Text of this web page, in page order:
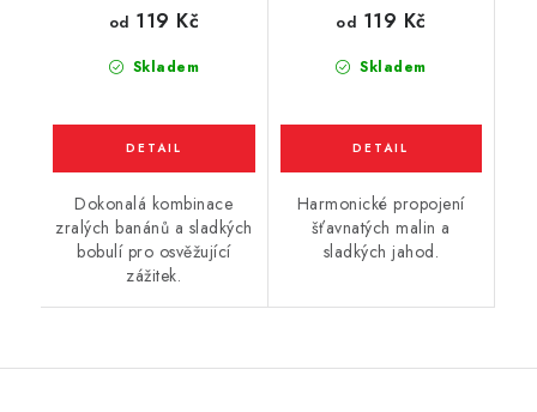
Skladem
od 119 Kč
Dokonalá kombinace
zralých banánů a sladkých
bobulí pro osvěžující
zážitek.
Skladem
od 119 Kč
Harmonické propojení
šťavnatých malin a
sladkých jahod.